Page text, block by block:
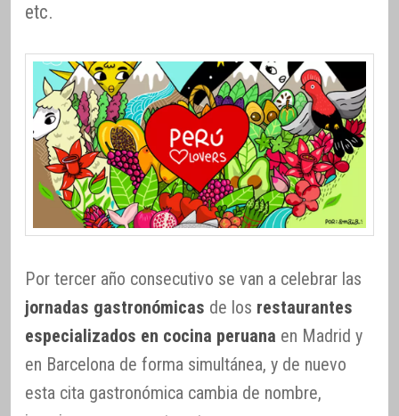
etc.
Por tercer año consecutivo se van a celebrar las
jornadas gastronómicas de los restaurantes
especializados en cocina peruana en Madrid y
en Barcelona de forma simultánea, y de nuevo
esta cita gastronómica cambia de nombre,